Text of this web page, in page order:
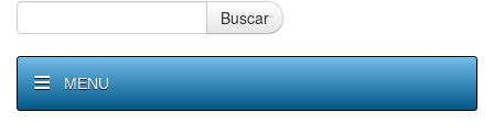
Buscar
MENU